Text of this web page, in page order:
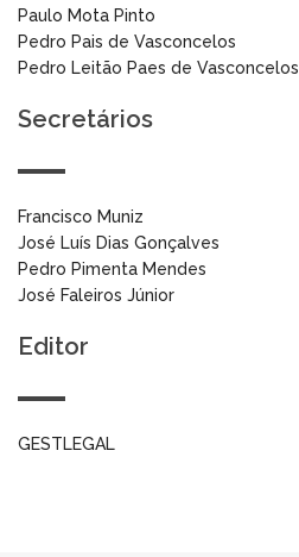
Paulo Mota Pinto
Pedro Pais de Vasconcelos
Pedro Leitão Paes de Vasconcelos
Secretários
Francisco Muniz
José Luís Dias Gonçalves
Pedro Pimenta Mendes
José Faleiros Júnior
Editor
GESTLEGAL